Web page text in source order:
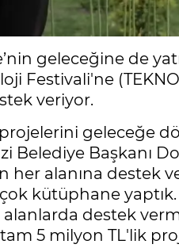
geleceğine de
Festivali'ne
veriyor.
projelerini geleceğe
Belediye Başkanı
alanına destek
kütüphane
destek
5 milyon TL'lik